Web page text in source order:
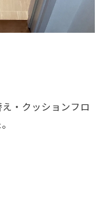
・クッションフロ